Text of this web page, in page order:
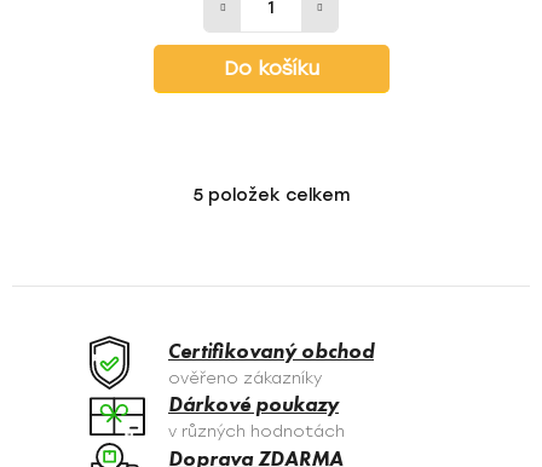
Do košíku
O
á
c
í
p
r
5položek celkem
Certifikovaný obchod
ověřeno zákazníky
Dárkové poukazy
v různých hodnotách
Doprava ZDARMA